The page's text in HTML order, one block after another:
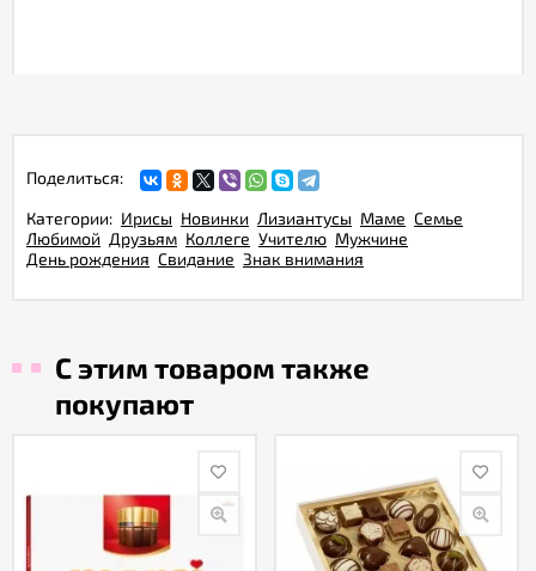
Поделиться:
Категории: Ирисы Новинки Лизиантусы Маме Семье
Любимой Друзьям Коллеге Учителю Мужчине
День рождения Свидание Знак внимания
С этим товаром также
покупают